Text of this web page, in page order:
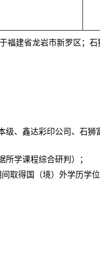
福建省龙岩市新罗区；
级、鑫达彩印公司、石狮
学课程综合研判）；
取得国（境）外学历学